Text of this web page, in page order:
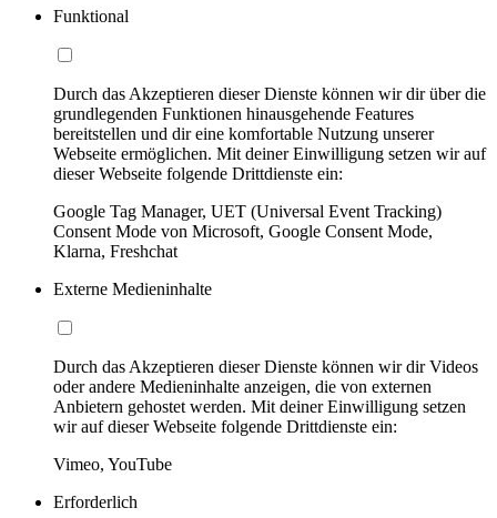
Funktional
Durch das Akzeptieren dieser Dienste können wir dir über die
grundlegenden Funktionen hinausgehende Features
bereitstellen und dir eine komfortable Nutzung unserer
Webseite ermöglichen. Mit deiner Einwilligung setzen wir auf
dieser Webseite folgende Drittdienste ein:
Google Tag Manager, UET (Universal Event Tracking)
Consent Mode von Microsoft, Google Consent Mode,
Klarna, Freshchat
Externe Medieninhalte
Durch das Akzeptieren dieser Dienste können wir dir Videos
oder andere Medieninhalte anzeigen, die von externen
Anbietern gehostet werden. Mit deiner Einwilligung setzen
wir auf dieser Webseite folgende Drittdienste ein:
Vimeo, YouTube
Erforderlich